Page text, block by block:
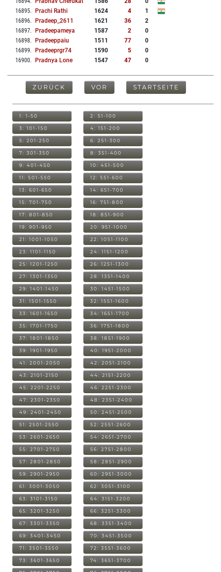
16895. Prachi Rathi 1624 4
1
16896. Pradeep_2611 1621 36
2
16897. Pradeepameya 1587 2
0
16898. Pradeeppaiu 1511 77
0
16899. Pradeeprgr74 1590 5
0
16900. Pradnya Lone 1547 47 0
ZURÜCK VOR STARTSEITE
1: 1-50 2: 51-100
3: 101-150 4: 151-200
5: 201-250 6: 251-300
7: 301-350 8: 351-400
9: 401-450 10: 451-500
11: 501-550 12: 551-600
13: 601-650 14: 651-700
15: 701-750 16: 751-800
17: 801-850 18: 851-900
19: 901-950 20: 951-1000
21: 1001-1050 22: 1051-1100
23: 1101-1150 24: 1151-1200
25: 1201-1250 26: 1251-1300
27: 1301-1350 28: 1351-1400
29: 1401-1450 30: 1451-1500
31: 1501-1550 32: 1551-1600
33: 1601-1650 34: 1651-1700
35: 1701-1750 36: 1751-1800
37: 1801-1850 38: 1851-1900
39: 1901-1950 40: 1951-2000
41: 2001-2050 42: 2051-2100
43: 2101-2150 44: 2151-2200
45: 2201-2250 46: 2251-2300
47: 2301-2350 48: 2351-2400
49: 2401-2450 50: 2451-2500
51: 2501-2550 52: 2551-2600
53: 2601-2650 54: 2651-2700
55: 2701-2750 56: 2751-2800
57: 2801-2850 58: 2851-2900
59: 2901-2950 60: 2951-3000
61: 3001-3050 62: 3051-3100
63: 3101-3150 64: 3151-3200
65: 3201-3250 66: 3251-3300
67: 3301-3350 68: 3351-3400
69: 3401-3450 70: 3451-3500
71: 3501-3550 72: 3551-3600
73: 3601-3650 74: 3651-3700